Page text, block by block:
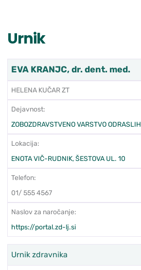
Urnik
EVA KRANJC, dr. dent. med.
HELENA KUČAR ZT
Dejavnost:
ZOBOZDRAVSTVENO VARSTVO ODRASLIH
Lokacija:
ENOTA VIČ-RUDNIK, ŠESTOVA UL. 10
Telefon:
01/ 555 4567
Naslov za naročanje:
https://portal.zd-lj.si
Urnik zdravnika